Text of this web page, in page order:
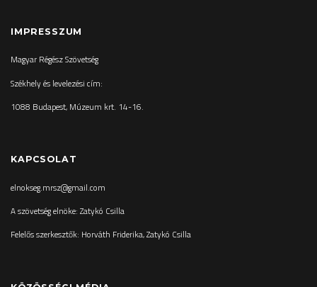
IMPRESSZUM
Magyar Régész Szövetség
Székhely és levelezési cím:
1088 Budapest, Múzeum krt. 14-16.
KAPCSOLAT
elnokseg.mrsz@gmail.com
A szövetség elnöke: Zatykó Csilla
Felelős szerkesztők: Horváth Friderika, Zatykó Csilla